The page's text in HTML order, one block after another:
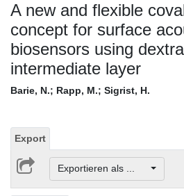
A new and flexible
concept for surface
biosensors using
intermediate layer
Barie, N.; Rapp, M.; Sigrist, H.
Export
Exportieren als ...